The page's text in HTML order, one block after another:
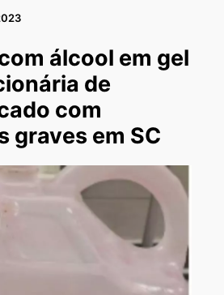
álcool em gel
de
com
graves em SC